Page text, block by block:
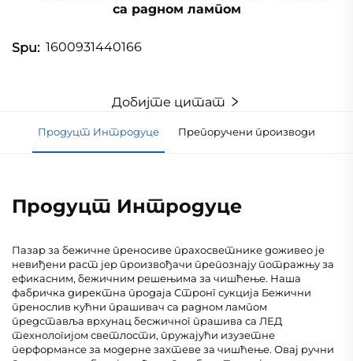
са радном лампом
Spu: 1600931440166
Добијте цитат
Продуцт Интродуце Препоручени производи
Продуцт Интродуце
Пазар за бежичне преносиве прахосветнике доживео је
невиђени раст јер произвођачи препознају потражњу за
ефикасним, бежичним решењима за чишћење. Наша
фабричка директна продаја Стронг сукција Бежични
пренослив кућни прашивач са радном лампом
представља врхунац бесжичног прашива са ЛЕД
технологијом светлости, пружајући изузетне
перформансе за модерне захтеве за чишћење. Овај ручни